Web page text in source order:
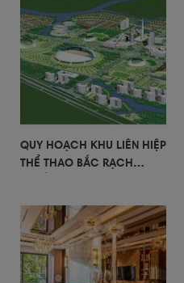
QUY HOẠCH KHU LIÊN HIỆP
THỂ THAO BẮC RẠCH